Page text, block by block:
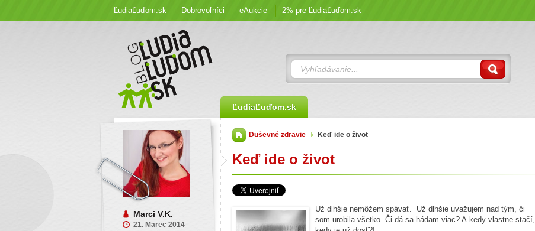
ĽudiaĽuďom.sk Dobrovoľníci eAukcie 2% pre ĽudiaĽuďom.sk
ĽudiaĽuďom.sk
Marci V.K.
21. Marec 2014
Duševné zdravie Keď ide o život
Keď ide o život
Už dlhšie nemôžem spávať. Už dlhšie uvažujem nad tým, či
som urobila všetko. Či dá sa hádam viac? A kedy vlastne stačí,